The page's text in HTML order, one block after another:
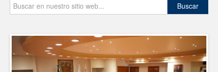
Opinión
GOBIERNO DE CARMEN LILIA
GARANTIZAR UN MEJOR SERVICIO DE
AGUA POTABLE
Facilita DIF Tamaulipas trámite de
credencial y placas de circulación para
personas con discapacidad
Buscar